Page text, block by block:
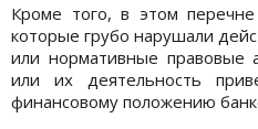
Кроме того, в этом
которые грубо нарушали
или нормативные правовые
или их деятельность
финансовому положению